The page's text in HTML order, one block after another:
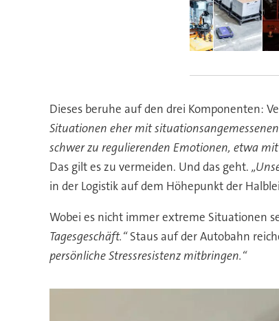
Dieses beruhe auf den drei Komponenten:
Situationen eher mit
schwer zu regulierenden Emotionen, etwa
Das gilt es zu vermeiden. Und das geht.
in der Logistik auf dem Höhepunkt der
Wobei es nicht immer extreme Situationen
Tagesgeschäft.“Staus auf der Autobahn
persönliche Stressresistenz mitbringen.“